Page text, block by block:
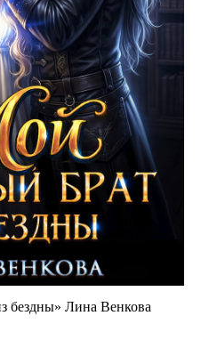
бездны» Лина Венкова